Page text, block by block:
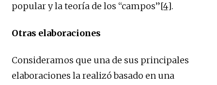
popular y la teoría de los “campos”[4].
Otras elaboraciones
Consideramos que una de sus principales
elaboraciones la realizó basado en una